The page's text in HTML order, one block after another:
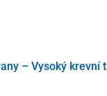
– Vysoký krevní